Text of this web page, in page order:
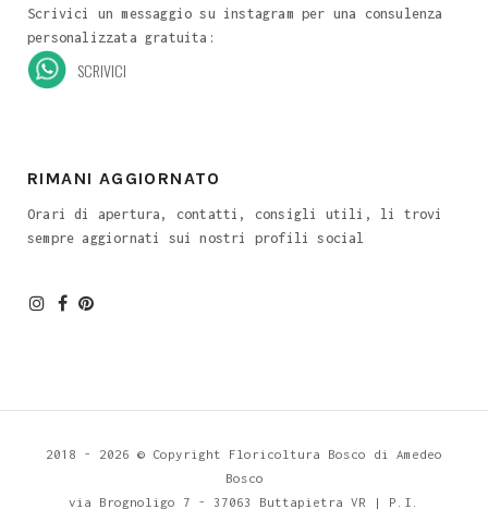
Scrivici un messaggio su instagram per una consulenza
personalizzata gratuita:
SCRIVICI
RIMANI AGGIORNATO
Orari di apertura, contatti, consigli utili, li trovi
sempre aggiornati sui nostri profili social
2018 - 2026 © Copyright Floricoltura Bosco di Amedeo
Bosco
via Brognoligo 7 - 37063 Buttapietra VR | P.I.